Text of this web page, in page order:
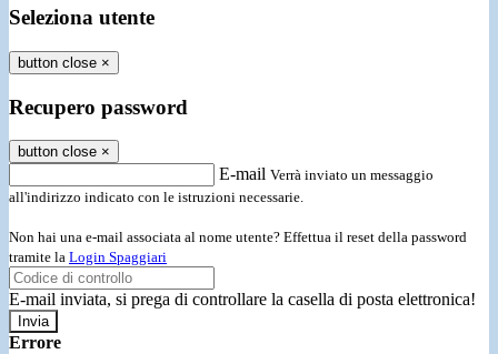
Seleziona utente
button close ×
Recupero password
button close ×
E-mail Verrà inviato un messaggio
all'indirizzo indicato con le istruzioni necessarie.
Non hai una e-mail associata al nome utente? Effettua il reset della password
tramite la Login Spaggiari
E-mail inviata, si prega di controllare la casella di posta elettronica!
Errore